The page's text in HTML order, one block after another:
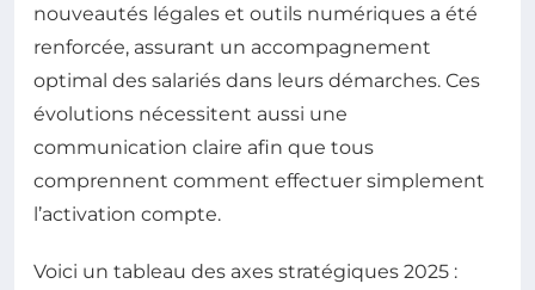
nouveautés légales et outils numériques a été
renforcée, assurant un accompagnement
optimal des salariés dans leurs démarches. Ces
évolutions nécessitent aussi une
communication claire afin que tous
comprennent comment effectuer simplement
l’activation compte.
Voici un tableau des axes stratégiques 2025 :